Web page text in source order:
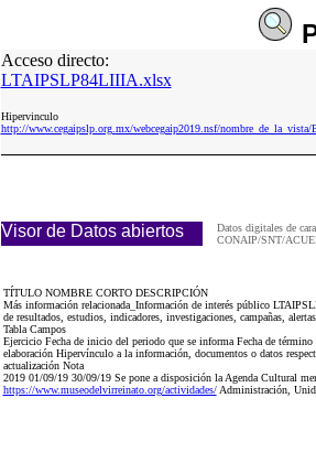
Acceso directo:
LTAIPSLP84LIIIA.xlsx
Hipervinculo
http://www.cegaipslp.org.mx/webcegaip2019.nsf/
Visor de Datos abiertos
Datos digitales de
CONAIP/SNT/
TÍTULO NOMBRE CORTO DESCRIPCIÓN
Más información relacionada_Información de interés público
de resultados, estudios, indicadores, investigaciones, campañas,
Tabla Campos
Ejercicio Fecha de inicio del periodo que se informa Fecha de
elaboración Hipervínculo a la información, documentos o datos
actualización Nota
2019 01/09/19 30/09/19 Se pone a disposición la Agenda Cultural
https://www.museodelvirreinato.org/actividades/Administración,